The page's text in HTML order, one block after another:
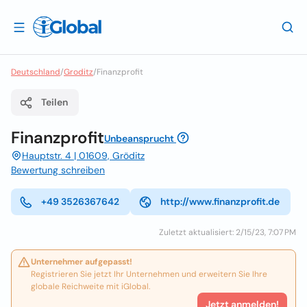
Deutschland/Groditz/Finanzprofit
Teilen
FinanzprofitUnbeansprucht
Hauptstr. 4 | 01609, Gröditz
Bewertung schreiben
+49 3526367642 http://www.finanzprofit.de
Zuletzt aktualisiert: 2/15/23, 7:07 PM
Unternehmer aufgepasst!
Registrieren Sie jetzt Ihr Unternehmen und erweitern Sie Ihre
globale Reichweite mit iGlobal.
Jetzt anmelden!